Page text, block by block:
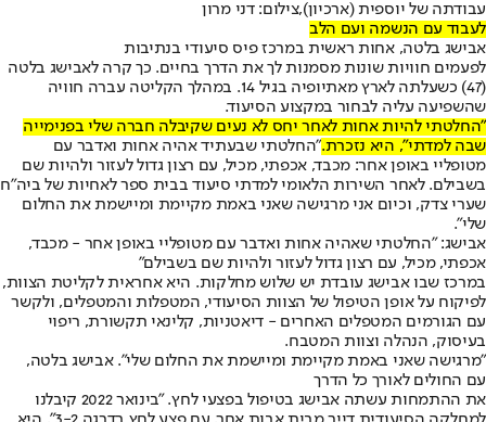
עבודתה של יוספית (ארכיון),צילום: דני מרון
לעבוד עם הנשמה ועם הלב
אבישג בלטה, אחות ראשית במרכז פיס סיעודי בנתיבות
לפעמים חוויות שונות מסמנות לך את הדרך בחיים. כך קרה לאבישג בלטה
(47) כשעלתה לארץ מאתיופיה בגיל 14. במהלך הקליטה עברה חוויה
שהשפיעה עליה לבחור במקצוע הסיעוד.
"החלטתי להיות אחות לאחר יחס לא נעים שקיבלה חברה שלי בפנימייה
שבה למדתי", היא נזכרת."החלטתי שבעתיד אהיה אחות ואדבר עם
מטופליי באופן אחר: מכבד, אכפתי, מכיל, עם רצון גדול לעזור ולהיות שם
בשבילם. לאחר השירות הלאומי למדתי סיעוד בבית ספר לאחיות של ביה"ח
שערי צדק, וכיום אני מרגישה שאני באמת מקיימת ומיישמת את החלום
שלי".
אבישג: "החלטתי שאהיה אחות ואדבר עם מטופליי באופן אחר - מכבד,
אכפתי, מכיל, עם רצון גדול לעזור ולהיות שם בשבילם"
במרכז שבו אבישג עובדת יש שלוש מחלקות. היא אחראית לקליטת הצוות,
לפיקוח על אופן הטיפול של הצוות הסיעודי, המטפלות והמטפלים, ולקשר
עם הגורמים המטפלים האחרים - דיאטניות, קלינאי תקשורת, ריפוי
בעיסוק, הנהלה וצוות המטבח.
"מרגישה שאני באמת מקיימת ומיישמת את החלום שלי". אבישג בלטה,
עם החולים לאורך כל הדרך
את ההתמחות עשתה אבישג בטיפול בפצעי לחץ. "בינואר 2022 קיבלנו